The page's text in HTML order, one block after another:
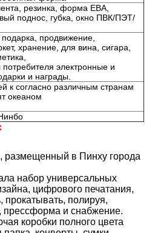
резинка, форма ЕВА,
поднос, губка, окно ПВК/ПЭТ/
подарка, продвижение,
хранение, для вина, сигара,
потребителя электронные и
и награды.
к согласно различным странам
океаном
размещенный в Пинху города
набор универсальных
цифрового печатания,
прокатывать, полируя,
прессформа и снабжение.
коробки полного цвета